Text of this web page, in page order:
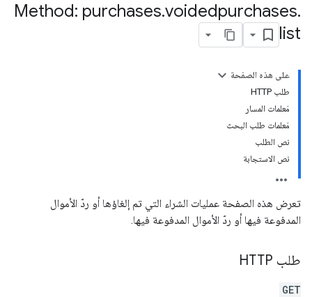
Method: purchases.voidedpurchases.
list
على هذه الصفحة
طلب HTTP
مَعلمات المسار
مَعلمات طلب البحث
نص الطلب
نص الاستجابة
تعرض هذه الصفحة عمليات الشراء التي تم إلغاؤها أو ردّ الأموال
المدفوعة فيها أو ردّ الأموال المدفوعة فيها.
طلب HTTP
GET